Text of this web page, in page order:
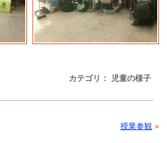
カテゴリ： 児童の様子
授業参観 »